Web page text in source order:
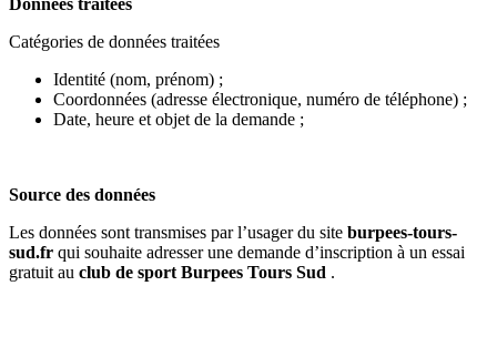
Données traitées
Catégories de données traitées
Identité (nom, prénom) ;
Coordonnées (adresse électronique, numéro de téléphone) ;
Date, heure et objet de la demande ;
Source des données
Les données sont transmises par l’usager du site burpees-tours-
sud.fr qui souhaite adresser une demande d’inscription à un essai
gratuit au club de sport Burpees Tours Sud .